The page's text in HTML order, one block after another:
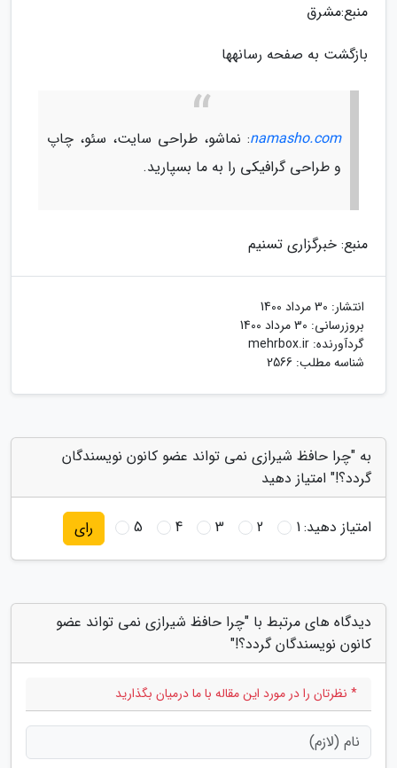
منبع:مشرق
بازگشت به صفحه رسانهها
namasho.com: نماشو، طراحی سایت، سئو، چاپ
و طراحی گرافیکی را به ما بسپارید.
منبع: خبرگزاری تسنیم
انتشار: 30 مرداد 1400
بروزرسانی: 30 مرداد 1400
گردآورنده: mehrbox.ir
شناسه مطلب: 2566
به "چرا حافظ شیرازی نمی تواند عضو کانون نویسندگان
گردد؟!" امتیاز دهید
امتیاز دهید:1
2
3
4
5 رای
دیدگاه های مرتبط با "چرا حافظ شیرازی نمی تواند عضو
کانون نویسندگان گردد؟!"
* نظرتان را در مورد این مقاله با ما درمیان بگذارید